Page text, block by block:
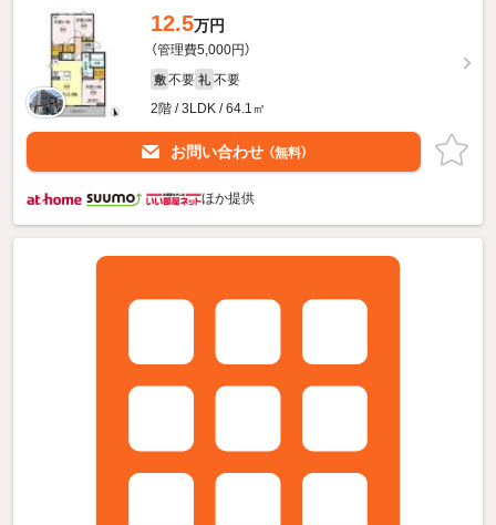
12.5万円
（管理費5,000円）
敷 不要 礼 不要
2階 / 3LDK / 64.1㎡
お問い合わせ （無料）
ほか提供